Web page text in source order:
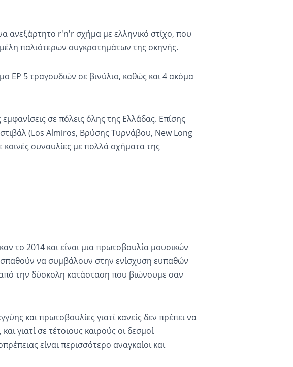
ανεξάρτητο r'n'r σχήμα με ελληνικό στίχο, που
παλιότερων συγκροτημάτων της σκηνής.
EP 5 τραγουδιών σε βινύλιο, καθώς και 4 ακόμα
σε πόλεις όλης της Ελλάδας. Επίσης
(Los Almiros, Bρύσης Τυρνάβου, New Long
συναυλίες με πολλά σχήματα της
το 2014 και είναι μια πρωτοβουλία μουσικών
να συμβάλουν στην ενίσχυση ευπαθών
την δύσκολη κατάσταση που βιώνουμε σαν
και πρωτοβουλίες γιατί κανείς δεν πρέπει να
γιατί σε τέτοιους καιρούς οι δεσμοί
είναι περισσότερο αναγκαίοι και